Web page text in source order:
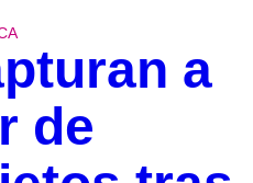
a
de